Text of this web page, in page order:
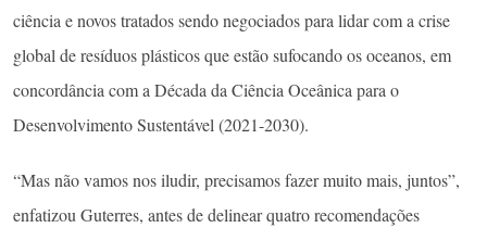
ciência e novos tratados sendo negociados para lidar com a crise
global de resíduos plásticos que estão sufocando os oceanos, em
concordância com a Década da Ciência Oceânica para o
Desenvolvimento Sustentável (2021-2030).
“Mas não vamos nos iludir, precisamos fazer muito mais, juntos”,
enfatizou Guterres, antes de delinear quatro recomendações